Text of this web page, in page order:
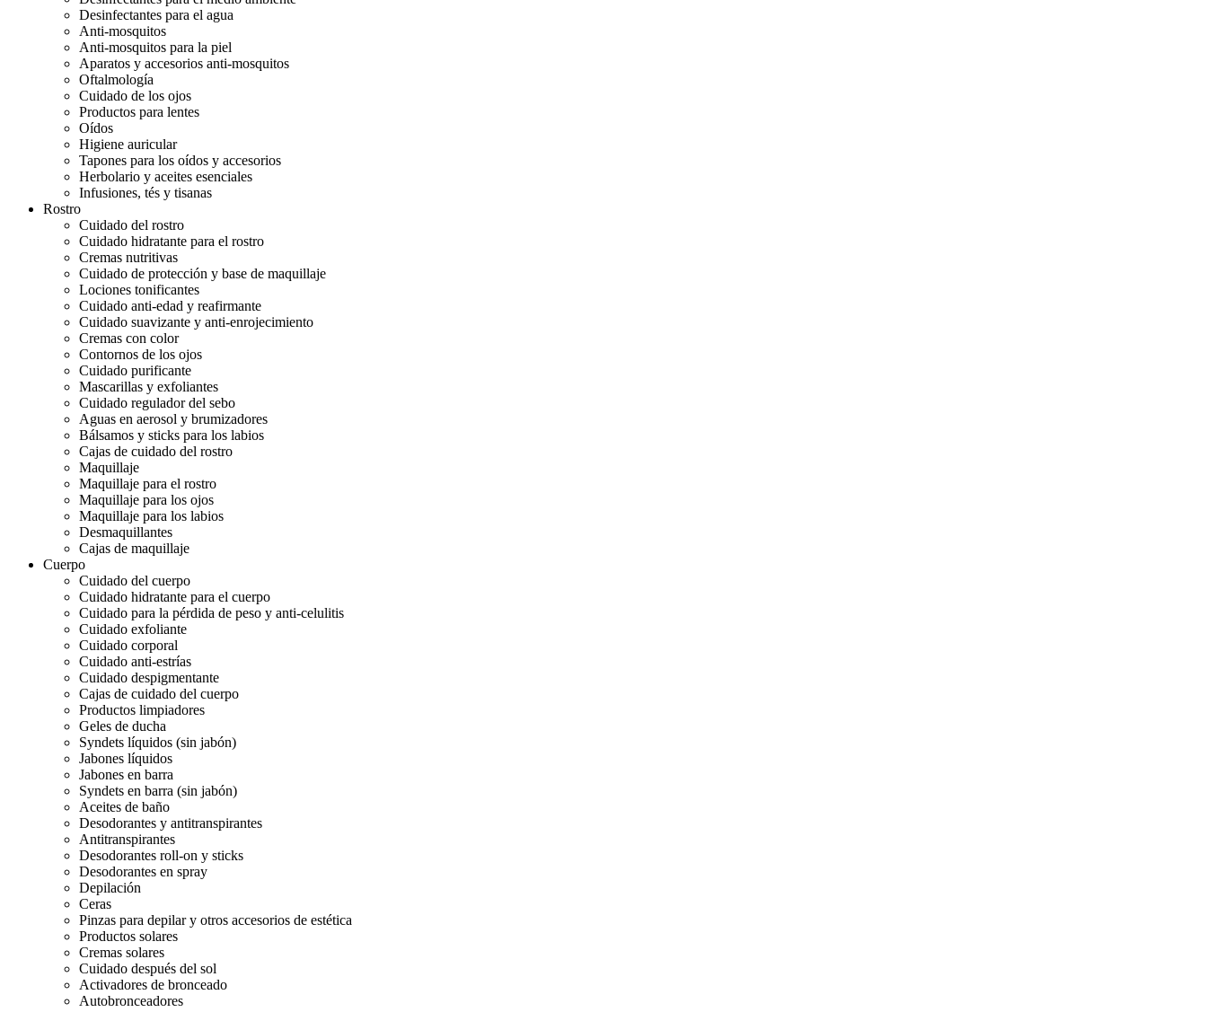
Desinfectantes para el agua
Anti-mosquitos
Anti-mosquitos para la piel
Aparatos y accesorios anti-mosquitos
Oftalmología
Cuidado de los ojos
Productos para lentes
Oídos
Higiene auricular
Tapones para los oídos y accesorios
Herbolario y aceites esenciales
Infusiones, tés y tisanas
Rostro
Cuidado del rostro
Cuidado hidratante para el rostro
Cremas nutritivas
Cuidado de protección y base de maquillaje
Lociones tonificantes
Cuidado anti-edad y reafirmante
Cuidado suavizante y anti-enrojecimiento
Cremas con color
Contornos de los ojos
Cuidado purificante
Mascarillas y exfoliantes
Cuidado regulador del sebo
Aguas en aerosol y brumizadores
Bálsamos y sticks para los labios
Cajas de cuidado del rostro
Maquillaje
Maquillaje para el rostro
Maquillaje para los ojos
Maquillaje para los labios
Desmaquillantes
Cajas de maquillaje
Cuerpo
Cuidado del cuerpo
Cuidado hidratante para el cuerpo
Cuidado para la pérdida de peso y anti-celulitis
Cuidado exfoliante
Cuidado corporal
Cuidado anti-estrías
Cuidado despigmentante
Cajas de cuidado del cuerpo
Productos limpiadores
Geles de ducha
Syndets líquidos (sin jabón)
Jabones líquidos
Jabones en barra
Syndets en barra (sin jabón)
Aceites de baño
Desodorantes y antitranspirantes
Antitranspirantes
Desodorantes roll-on y sticks
Desodorantes en spray
Depilación
Ceras
Pinzas para depilar y otros accesorios de estética
Productos solares
Cremas solares
Cuidado después del sol
Activadores de bronceado
Autobronceadores